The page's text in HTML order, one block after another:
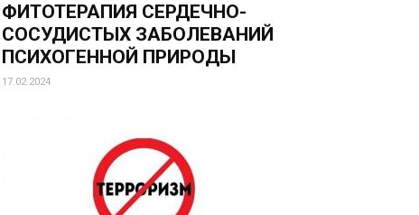
ФИТОТЕРАПИЯ СЕРДЕЧНО-
СОСУДИСТЫХ ЗАБОЛЕВАНИЙ
ПСИХОГЕННОЙ ПРИРОДЫ
17.02.2024